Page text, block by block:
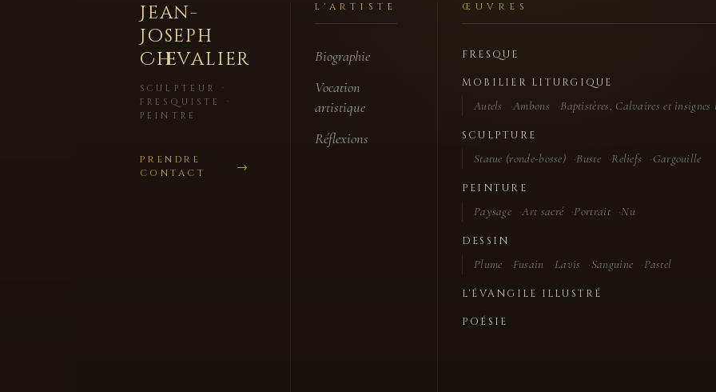
Jean-
Joseph
Chevalier
SCULPTEUR ·
FRESQUISTE ·
PEINTRE
PRENDRE
CONTACT
L'ARTISTE
Biographie
Vocation
artistique
Réflexions
ŒUVRES
FRESQUE
MOBILIER LITURGIQUE
Autels Ambons Baptistères, Calvaires et insignes
SCULPTURE
Statue (ronde-bosse) Buste Reliefs Gargouille
PEINTURE
Paysage Art sacré Portrait Nu
DESSIN
Plume Fusain Lavis Sanguine Pastel
L'ÉVANGILE ILLUSTRÉ
POÉSIE